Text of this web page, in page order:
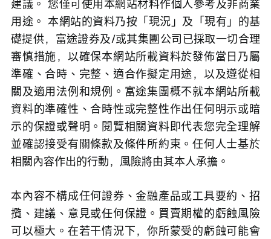
建議。 您僅可使用本網站材料作個人參考及非商業
用途。 本網站的資料乃按「現況」及「現有」的基
礎提供，富途證券及/或其集團公司已採取一切合理
審慎措施，以確保本網站所載資料於發佈當日乃屬
準確、合時、完整、適合作擬定用途，以及遵從相
關及適用法例和規例。富途集團概不就本網站所載
資料的準確性、合時性或完整性作出任何明示或暗
示的保證或聲明。閱覽相關資料即代表您完全理解
並確認接受有關條款及條件所約束。任何人士基於
相關內容作出的行動，風險將由其本人承擔。
本內容不構成任何證券、金融產品或工具要約、招
攬、建議、意見或任何保證。買賣期權的虧蝕風險
可以極大。在若干情況下，你所蒙受的虧蝕可能會